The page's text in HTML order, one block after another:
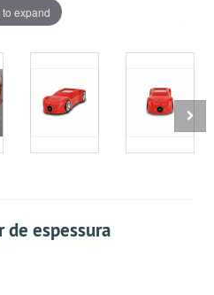
to expand
de espessura